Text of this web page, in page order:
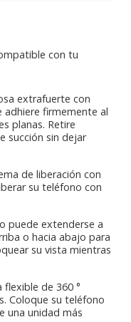
con tu
extrafuerte con
adhiere firmemente al
planas. Retire
succión sin dejar
de liberación con
su teléfono con
puede extenderse a
o hacia abajo para
su vista mientras
flexible de 360 °
Coloque su teléfono
una unidad más